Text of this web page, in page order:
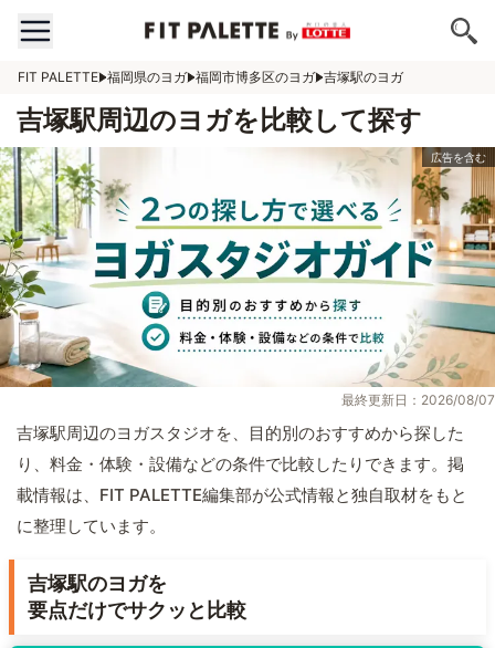
FIT PALETTE 福岡県のヨガ 福岡市博多区のヨガ 吉塚駅のヨガ
吉塚駅周辺のヨガを比較して探す
最終更新日：2026/08/07
吉塚駅周辺のヨガスタジオを、目的別のおすすめから探した
り、料金・体験・設備などの条件で比較したりできます。掲
載情報は、FIT PALETTE編集部が公式情報と独自取材をもと
に整理しています。
吉塚駅のヨガを
要点だけでサクッと比較